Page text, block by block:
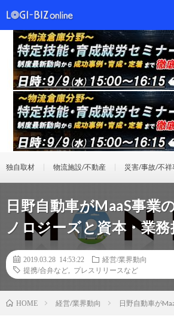
独自取材 物流施設/不動産 災害/事故/不祥
日野自動車がMaaS事業
ノロジーズと資本・業務
2019.03.28 14:53:22
経営/業界動向
提携/合弁など
プレスリリースなど
HOME 経営/業界動向 日野自動車が